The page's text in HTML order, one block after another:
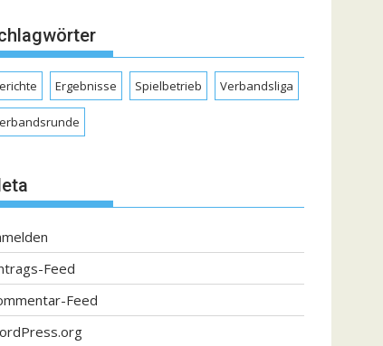
Ergebnisse Spielbetrieb Verbandsliga
Feed
Feed